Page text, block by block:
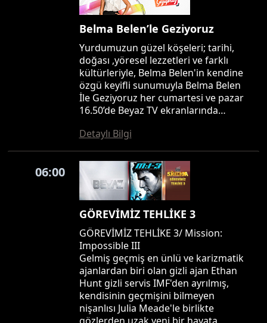
Belma Belen’le Geziyoruz
Yurdumuzun güzel köşeleri; tarihi,
doğası ,yöresel lezzetleri ve farklı
kültürleriyle, Belma Belen'in kendine
özgü keyifli sunumuyla Belma Belen
İle Geziyoruz her cumartesi ve pazar
16.50’de Beyaz TV ekranlarında…
Detaylı Bilgi
06:00
GÖREVİMİZ TEHLİKE 3
GÖREVİMİZ TEHLİKE 3/ Mission:
Impossible III
Gelmiş geçmiş en ünlü ve karizmatik
ajanlardan biri olan gizli ajan Ethan
Hunt gizli servis IMF'den ayrılmış,
kendisinin geçmişini bilmeyen
nişanlısı Julia Meade'le birlikte